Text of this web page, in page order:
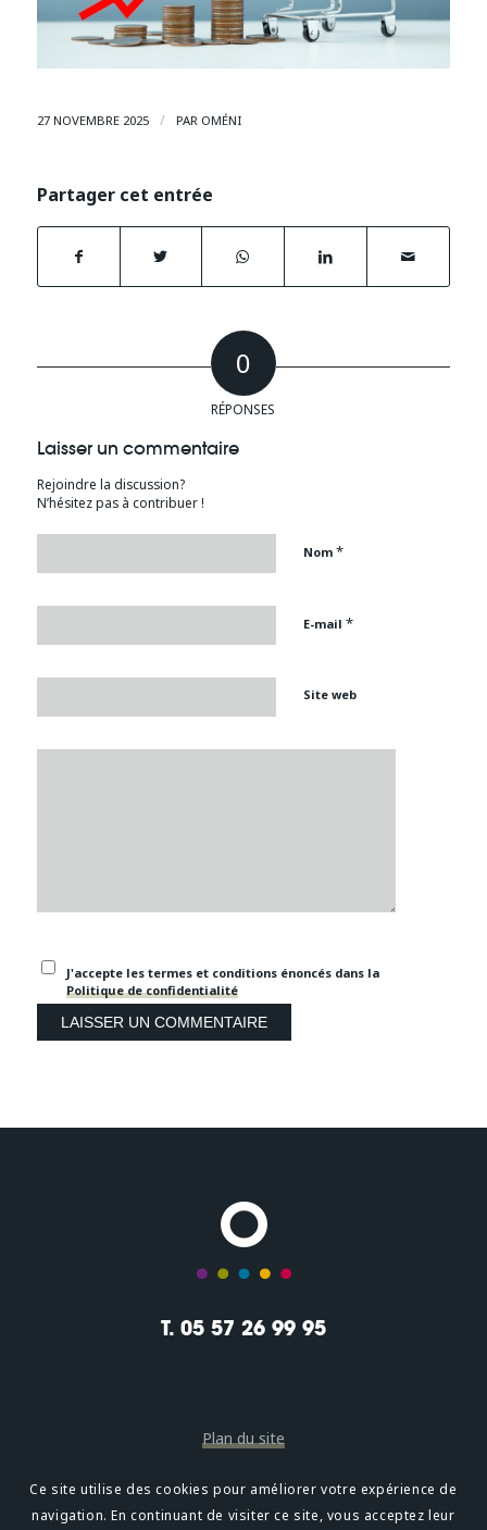
27 NOVEMBRE 2025 / PAR OMÉNI
Partager cet entrée
0
RÉPONSES
Laisser un commentaire
Rejoindre la discussion?
N’hésitez pas à contribuer !
Nom *
E-mail *
Site web
J'accepte les termes et conditions énoncés dans la
Politique de confidentialité
T. 05 57 26 99 95
Plan du site
Mentions légales
Ce site utilise des cookies pour améliorer votre expérience de
navigation. En continuant de visiter ce site, vous acceptez leur